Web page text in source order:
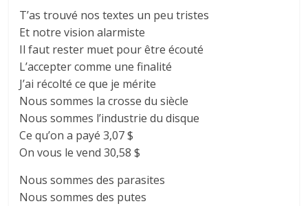
T’as trouvé nos textes un peu tristes
Et notre vision alarmiste
Il faut rester muet pour être écouté
L’accepter comme une finalité
J’ai récolté ce que je mérite
Nous sommes la crosse du siècle
Nous sommes l’industrie du disque
Ce qu’on a payé 3,07 $
On vous le vend 30,58 $
Nous sommes des parasites
Nous sommes des putes